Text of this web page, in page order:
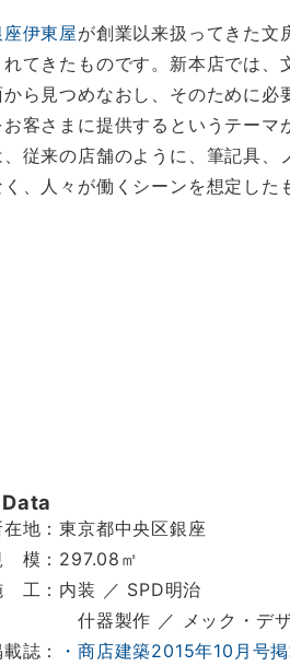
伊東屋が創業以来扱ってきた文
れてきたものです。新本店では
から見つめなおし、そのために必
お客さまに提供するというテー
、従来の店舗のように、筆記具
く、人々が働くシーンを想定した
Data
在地：東京都中央区銀座
模：297.08㎡
工：内装 ／ SPD明治
器製作 ／ メック・デザイ
誌：
・商店建築2015年10月号